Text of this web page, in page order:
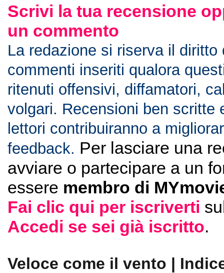
Scrivi la tua recensione
un commento
La redazione si riserva il diritto
commenti inseriti qualora
ritenuti offensivi, diffamatori,
volgari. Recensioni ben scritte
lettori contribuiranno a
feedback. Per lasciare una
avviare o partecipare a un
essere membro di
Fai clic qui per iscriverti
Accedi se sei già iscritto.
Veloce come il vento |